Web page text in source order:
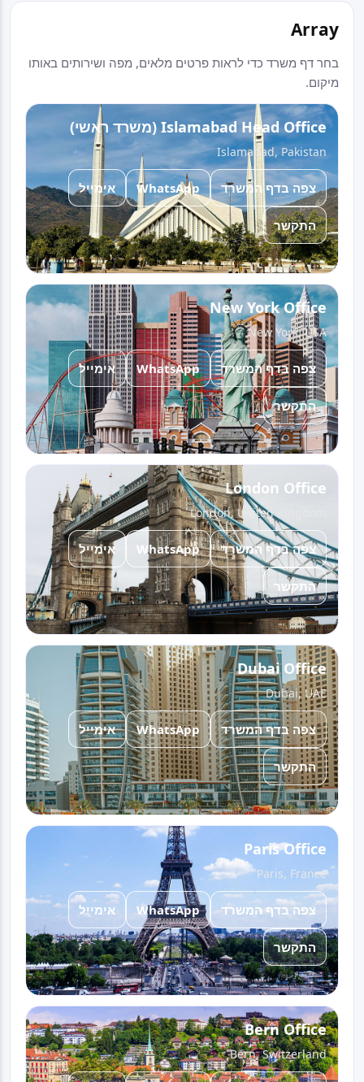
Array
בחר דף משרד כדי לראות פרטים מלאים, מפה ושירותים באותו
מיקום.
Islamabad Head Office (משרד ראשי)
Islamabad, Pakistan
צפה בדף המשרד WhatsApp אימייל
התקשר
New York Office
New York, USA
צפה בדף המשרד WhatsApp אימייל
התקשר
London Office
London, United Kingdom
צפה בדף המשרד WhatsApp אימייל
התקשר
Dubai Office
Dubai, UAE
צפה בדף המשרד WhatsApp אימייל
התקשר
Paris Office
Paris, France
צפה בדף המשרד WhatsApp אימייל
התקשר
Bern Office
Bern, Switzerland